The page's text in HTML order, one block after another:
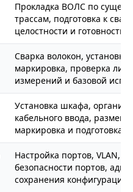
Прокладка ВОЛС по
трассам, подготовка к
целостности и готовности
Сварка волокон,
маркировка, проверка
измерений и базовой
Установка шкафа,
кабельного ввода,
маркировка и подготовка к
Настройка портов, VLAN,
безопасности портов,
сохранения конфигурации